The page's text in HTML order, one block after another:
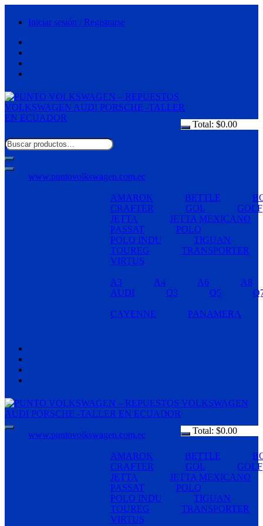
Iniciar sesión / Registrarse
Total: $0.00
www.puntovolkswagen.com.ec
AMAROK BETTLE
CRAFTER
GOL
GOLF
JETTA
JETTA MEXICANO
PASSAT
POLO
POLO INDU
TIGUAN
TOUREG
TRANSPORTER
VIRTUS
A3 A4 A6
A8
AUDI
Q3 Q5
CAYENNE PANAMERA
Total: $0.00
www.puntovolkswagen.com.ec
AMAROK BETTLE
CRAFTER
GOL
GOLF
JETTA
JETTA MEXICANO
PASSAT
POLO
POLO INDU
TIGUAN
TOUREG
TRANSPORTER
VIRTUS